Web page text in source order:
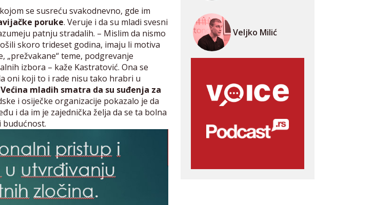
se susreću svakodnevno, gde im
poruke. Veruje i da su mladi svesni
patnju stradalih. – Mislim da nismo
skoro trideset godina, imaju li motiva
teme, podgrevanje
izbora – kaže Kastratović. Ona se
oni koji to i rade nisu tako hrabri u
Većina mladih smatra da su suđenja za
i osiječke organizacije pokazalo je da
i da im je zajednička želja da se ta bolna
budućnost.
Veljko Milić